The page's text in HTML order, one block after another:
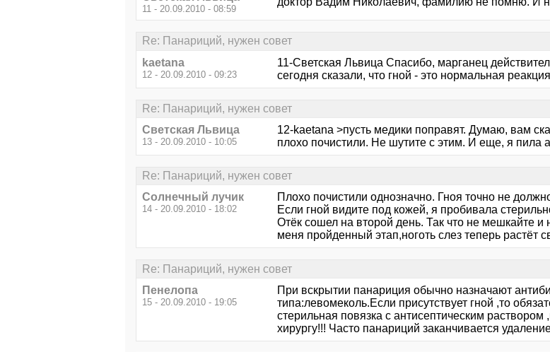
11 - 20.09.2010 - 08:59
Re: Панариций, нужен совет
kaetana
12 - 20.09.2010 - 09:23
11-Светская Львица Спасибо, марганец
сегодня сказали, что гной - это нормальная
Re: Панариций, нужен совет
Светская Львица
13 - 20.09.2010 - 10:05
12-kaetana >пусть медики поправят. Думаю, вам
плохо почистили. Не шутите с этим. И еще, я пила
Re: Панариций, нужен совет
Солнечный лучик
14 - 20.09.2010 - 18:02
Плохо почистили однозначно. Гноя точно не
Если гной видите под кожей, я пробивала
Отёк сошел на второй день. Так что не мешкайте и
меня пройденный этап,ноготь слез теперь
Re: Панариций, нужен совет
Пенелопа
15 - 20.09.2010 - 19:05
При вскрытии панариция обычно назначают
типа:левомеколь.Если присутствует гной ,то
стерильная повязка с антисептическим
хирургу!!! Часто панариций заканчивается